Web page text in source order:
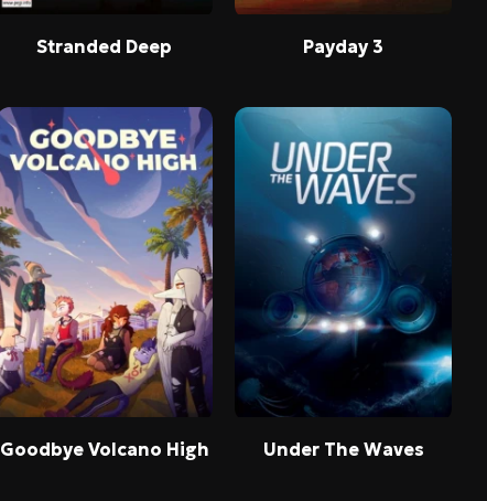
Stranded Deep Payday 3
Goodbye Volcano High Under The Waves